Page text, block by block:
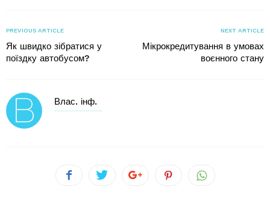
PREVIOUS ARTICLE
Як швидко зібратися у
поїздку автобусом?
NEXT ARTICLE
Мікрокредитування в умовах
воєнного стану
Влас. інф.